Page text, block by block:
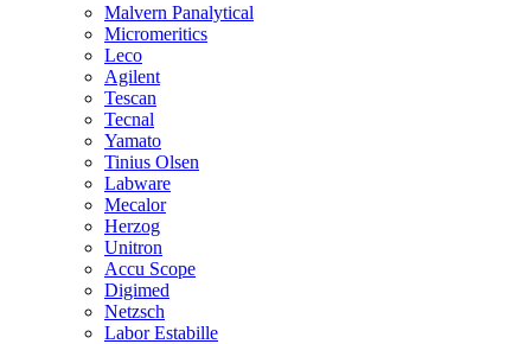
Malvern Panalytical
Micromeritics
Leco
Agilent
Tescan
Tecnal
Yamato
Tinius Olsen
Labware
Mecalor
Herzog
Unitron
Accu Scope
Digimed
Netzsch
Labor Estabille